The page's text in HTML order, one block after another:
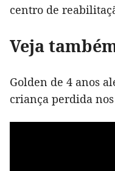
centro de
Veja
Golden de 4 anos
criança perdida